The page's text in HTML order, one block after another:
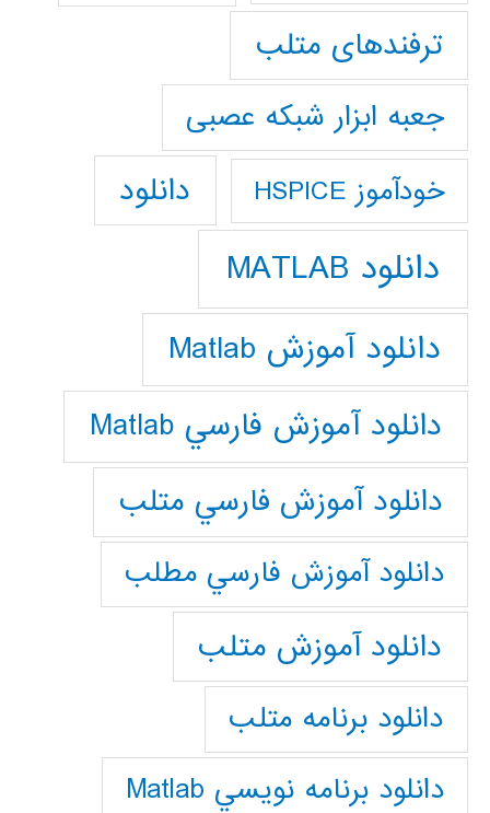
ترفندهای متلب
جعبه ابزار شبکه عصبی
خودآموز HSPICE دانلود
دانلود MATLAB
دانلود آموزش Matlab
دانلود آموزش فارسي Matlab
دانلود آموزش فارسي متلب
دانلود آموزش فارسي مطلب
دانلود آموزش متلب
دانلود برنامه متلب
دانلود برنامه نويسي Matlab